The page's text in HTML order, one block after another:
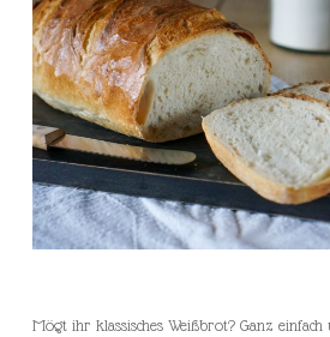
Mögt ihr klassisches Weißbrot? Ganz